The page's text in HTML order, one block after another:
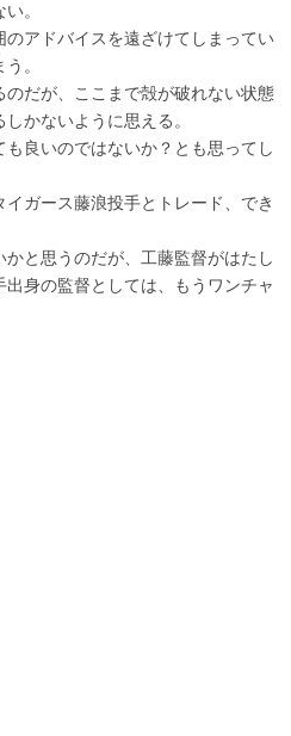
。
アドバイスを遠ざけてしまってい
。
だが、ここまで殻が破れない状態
かないように思える。
良いのではないか？とも思ってし
ガース藤浪投手とトレード、でき
と思うのだが、工藤監督がはたし
身の監督としては、もうワンチャ